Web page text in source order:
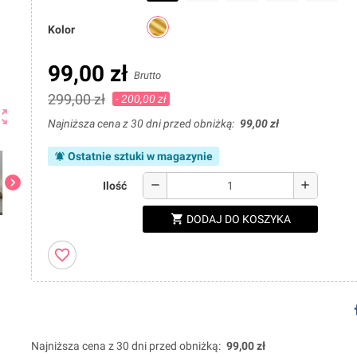
chevron_right
Kolor
99,00 zł Brutto
299,00 zł
- 200,00 zł
Najniższa cena z 30 dni przed obniżką: 99,00 zł
notifications_active Ostatnie sztuki w magazynie
Ilość remove add
shopping_cart DODAJ DO KOSZYKA
favorite_border
Najniższa cena z 30 dni przed obniżką: 99,00 zł